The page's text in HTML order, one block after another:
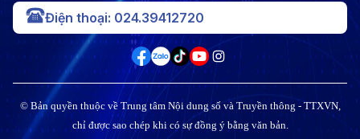
Điện thoại: 024.39412720
© Bản quyền thuộc về Trung tâm Nội dung số và Truyền thông - TTXVN,
chỉ được sao chép khi có sự đồng ý bằng văn bản.